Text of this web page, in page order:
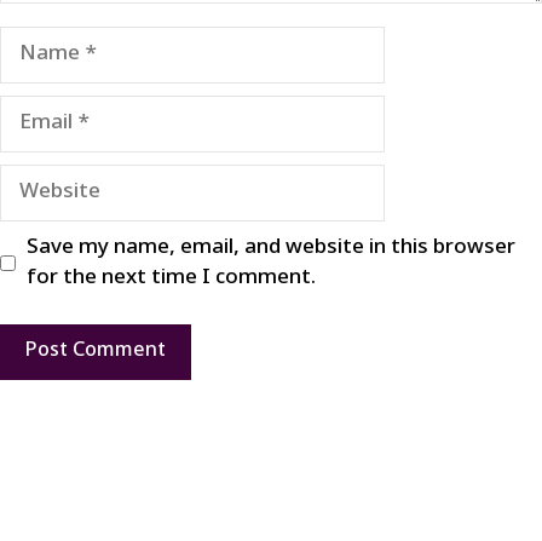
Name
Email
Website
Save my name, email, and website in this browser
for the next time I comment.